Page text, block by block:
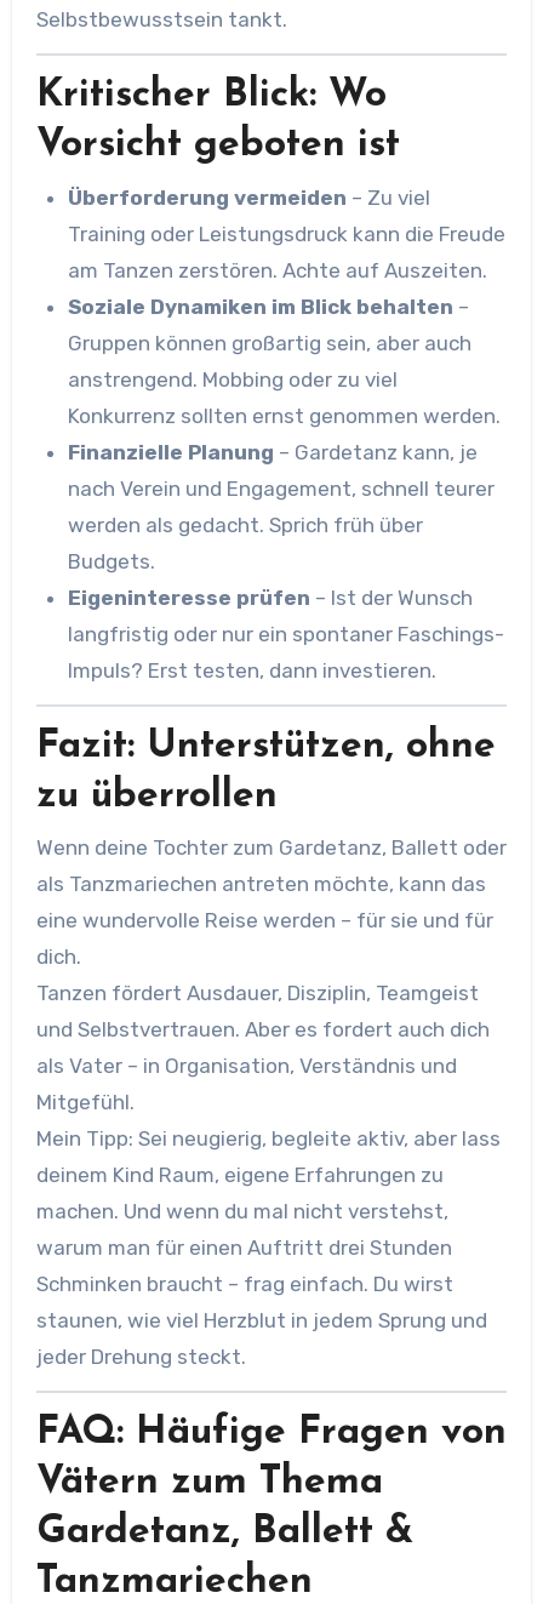
Selbstbewusstsein tankt.
Kritischer Blick: Wo
Vorsicht geboten ist
Überforderung vermeiden – Zu viel
Training oder Leistungsdruck kann die Freude
am Tanzen zerstören. Achte auf Auszeiten.
Soziale Dynamiken im Blick behalten –
Gruppen können großartig sein, aber auch
anstrengend. Mobbing oder zu viel
Konkurrenz sollten ernst genommen werden.
Finanzielle Planung – Gardetanz kann, je
nach Verein und Engagement, schnell teurer
werden als gedacht. Sprich früh über
Budgets.
Eigeninteresse prüfen – Ist der Wunsch
langfristig oder nur ein spontaner Faschings-
Impuls? Erst testen, dann investieren.
Fazit: Unterstützen, ohne
zu überrollen
Wenn deine Tochter zum Gardetanz, Ballett oder
als Tanzmariechen antreten möchte, kann das
eine wundervolle Reise werden – für sie und für
dich.
Tanzen fördert Ausdauer, Disziplin, Teamgeist
und Selbstvertrauen. Aber es fordert auch dich
als Vater – in Organisation, Verständnis und
Mitgefühl.
Mein Tipp: Sei neugierig, begleite aktiv, aber lass
deinem Kind Raum, eigene Erfahrungen zu
machen. Und wenn du mal nicht verstehst,
warum man für einen Auftritt drei Stunden
Schminken braucht – frag einfach. Du wirst
staunen, wie viel Herzblut in jedem Sprung und
jeder Drehung steckt.
FAQ: Häufige Fragen von
Vätern zum Thema
Gardetanz, Ballett &
Tanzmariechen